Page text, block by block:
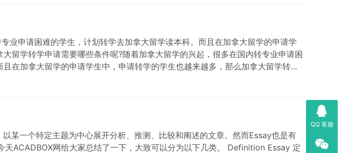
业申请困难的学生，计划转学去加拿大留学读本科。而且在加拿大留学的申请学
留学转学申请需要哪些条件呢?随着加拿大留学的兴起，很多在国内转专业申请困
在加拿大留学的申请学生中，申请转学的学生也越来越多，那么加拿大留学转学
申请材料的要求 1.填写入学申请表，缴纳申请费。(不论申请成功与否，此费用
某一个特定主题为中心展开分析、推测、比较和阐述的文章。然而Essay也是有
ACADBOX网给大家总结了一下，大致可以分为以下几类。 Definition Essay 定
QQ 客服